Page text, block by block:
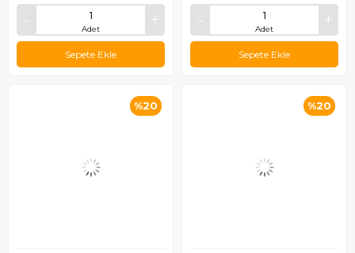
Adet
Sepete Ekle
Adet
Sepete Ekle
%20 %20